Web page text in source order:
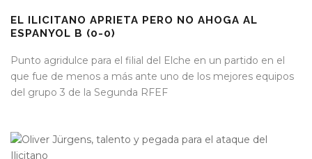
EL ILICITANO APRIETA PERO NO AHOGA AL
ESPANYOL B (0-0)
Punto agridulce para el filial del Elche en un partido en el
que fue de menos a más ante uno de los mejores equipos
del grupo 3 de la Segunda RFEF